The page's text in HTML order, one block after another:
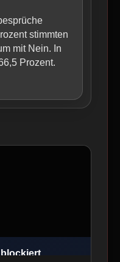
stimmten
mit Nein. In
Prozent.